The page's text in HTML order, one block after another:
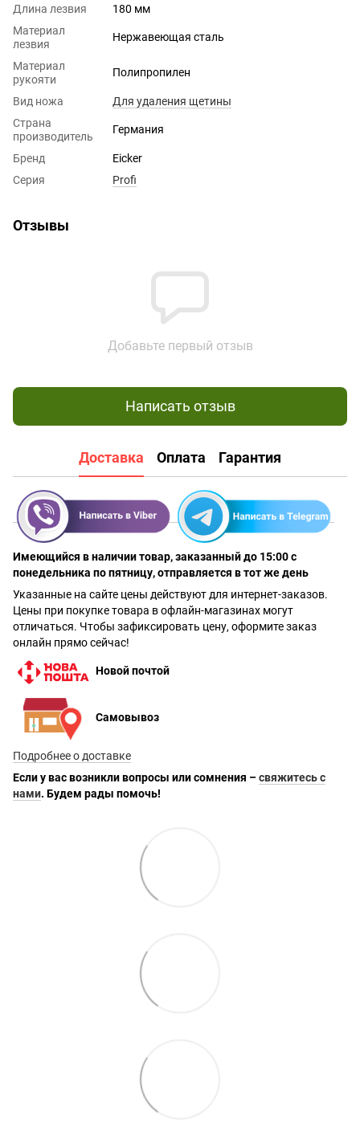
Длина лезвия
180 мм
Материал
лезвия
Нержавеющая сталь
Материал
рукояти
Полипропилен
Вид ножа
Для удаления щетины
Страна
производитель
Германия
Бренд
Eicker
Серия
Profi
Отзывы
Добавьте первый отзыв
Написать отзыв
Доставка Оплата Гарантия
Имеющийся в наличии товар, заказанный до 15:00 с
понедельника по пятницу, отправляется в тот же день
Указанные на сайте цены действуют для интернет-заказов.
Цены при покупке товара в офлайн-магазинах могут
отличаться. Чтобы зафиксировать цену, оформите заказ
онлайн прямо сейчас!
Новой почтой
Самовывоз
Подробнее о доставке
Если у вас возникли вопросы или сомнения –свяжитесь с
нами. Будем рады помочь!